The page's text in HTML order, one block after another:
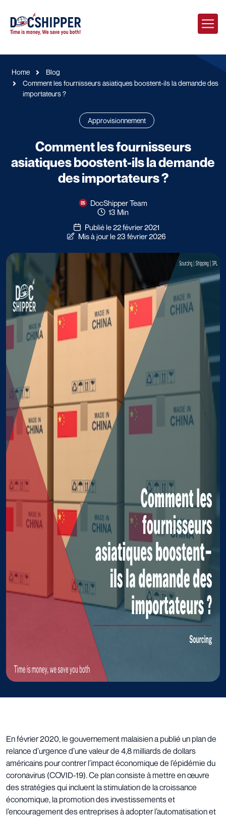
Home
Blog
Comment les fournisseurs asiatiques boostent-ils la demande des
importateurs ?
Approvisionnement
Comment les fournisseurs
asiatiques boostent-ils la demande
des importateurs ?
DocShipper Team
13 Min
Publié le 22 février 2021
Mis à jour le 23 février 2026
En février 2020, le gouvernement malaisien a publié un plan de
relance d’urgence d’une valeur de 4,8 milliards de dollars
américains pour contrer l’impact économique de l’épidémie du
coronavirus (COVID-19). Ce plan consiste à mettre en œuvre
des stratégies qui incluent la stimulation de la croissance
économique, la promotion des investissements et
l’encouragement des entreprises à adopter l’automatisation et